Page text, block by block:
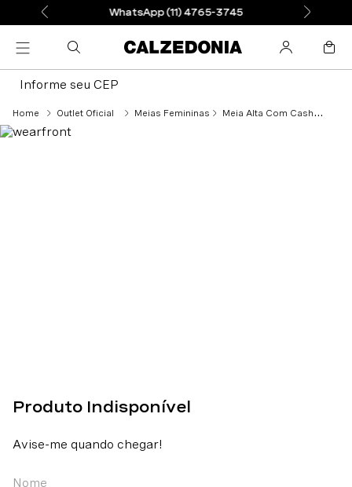
WhatsApp (11) 4765-3745
Informe seu CEP
Outlet Oficial Meias Femininas Meia Alta Com Cashmere e Glitter - Preto